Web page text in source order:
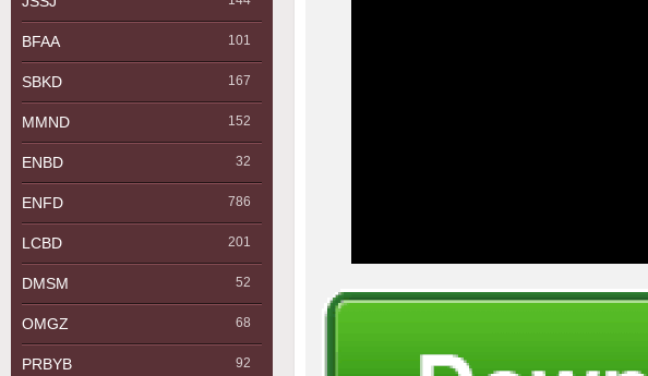
BFAA 101
SBKD 167
MMND 152
ENBD 32
ENFD 786
LCBD 201
DMSM 52
OMGZ 68
PRBYB 92